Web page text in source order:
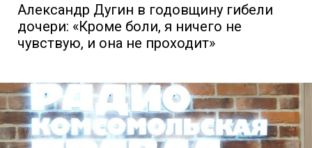
Александр Дугин в годовщину гибели
дочери: «Кроме боли, я ничего не
чувствую, и она не проходит»